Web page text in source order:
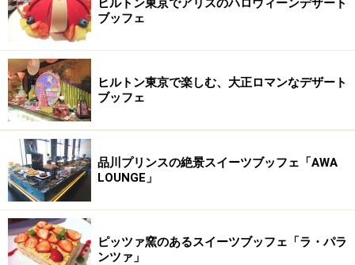
さらに世界観を深める仕掛け
クルクル回る左右のデコレーションケーキの装飾品
マーブルラウンジはデザートブッフェの先駆者でありな
がらも、常に新しいトレンドを切り拓いていますが、今
回は、自転したり、点滅したりする動きのある装飾品を
置いたり、サーカスをイメージしたオリジナルのナプキ
ンを作ったりと、デザートブッフェの世界観を深める仕
掛けを用意しています。
ヒルトン東京でアリスのハロウィーンデザート
ブッフェ
ヒルトン東京で楽しむ、大正ロマンなデザート
ブッフェ
品川プリンスの絶景スイーツブッフェ「AWA
LOUNGE」
ピッツァ窯のあるスイーツブッフェ「ラ・パラ
ンツァ」